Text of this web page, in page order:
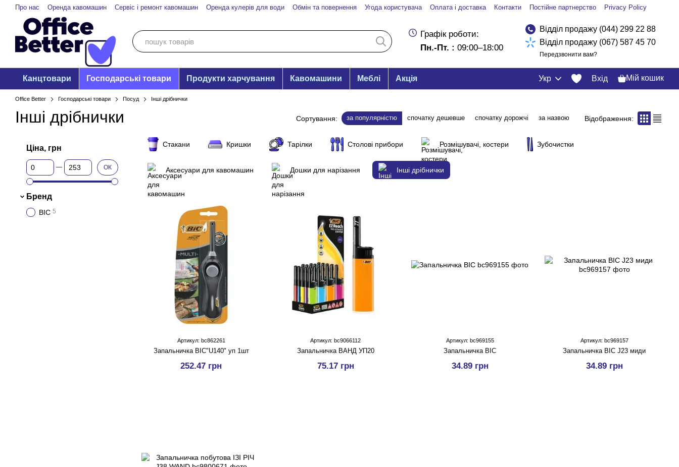
Перейти до основного контенту
Про нас Оренда кавомашин Сервіс і ремонт кавомашин Оренда кулерів для води Обмін та повернення Угода користувача Оплата і доставка Контакти Постійне партнерство Privacy Policy
Графік роботи:
Пн.-Пт. : 09:00–18:00
Відділ продажу (044) 299 22 88
Відділ продажу (067) 587 45 70
Передзвонити вам?
Канцтовари Господарські товари Продукти харчування Кавомашини Меблі Акція Укр Вхід Мій кошик
Office Better Господарські товари Посуд Інші дрібнички
Інші дрібнички Сортування: за популярністю спочатку дешевше спочатку дорожчі за назвою Відображення:
Стакани Кришки Тарілки Столові прибори Розмішувачі, костери Зубочистки
Аксесуари для кавомашин Дошки для нарізання Інші дрібнички
Артикул: bc862261
Запальничка BIC"U140" уп 1шт
252.47 грн
Артикул: bc9066112
Запальничка ВАНД УП20
75.17 грн
Артикул: bc969155
Запальничка BIC
34.89 грн
Артикул: bc969157
Запальничка BIC J23 миди
34.89 грн
Ціна, грн
Від Ціна, грн
До Ціна, грн ОК
Бренд
BIC 5